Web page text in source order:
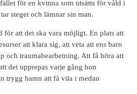
för en kvinna som utsätts för våld i
steget och lämnar sin man.
för att det ska vara möjligt. En plats att
att klara sig, att veta att ens barn
och traumabearbetning. Att få höra att
det upprepas varje gång hon
trygg hamn att få vila i medan